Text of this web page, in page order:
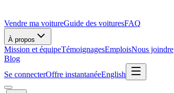
Vendre ma voitureGuide des voituresFAQ
À propos
Mission et équipeTémoignagesEmploisNous joindre
Blog
Se connecterOffre instantanéeEnglish